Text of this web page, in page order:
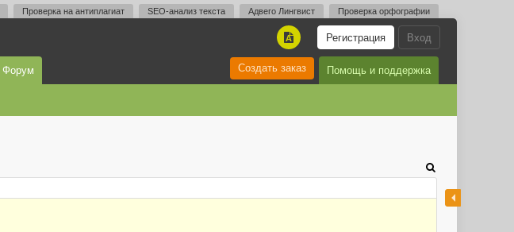
Проверка на антиплагиат SEO-анализ текста Адвего Лингвист Проверка орфографии
Вход
Регистрация
A
Форум Помощь и поддержка
Создать заказ